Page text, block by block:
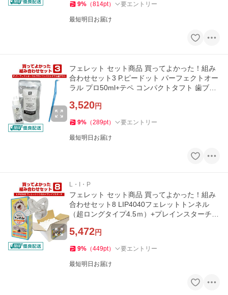
9% （814pt） 要エントリー
最短明日お届け
フェレット セット商品 買ってよかった！組み
合わせセット3 P.ピードット パーフェクトオー
ラル プロ50ml+テペ コンパクトタフト 歯ブラ
3,520円
9% （289pt） 要エントリー
最短明日お届け
L・I・P
フェレット セット商品 買ってよかった！組み
合わせセット8 LIP4040フェレットトンネル
（超ロングタイプ4.5ｍ）+プレインスターチ
5,472円
9% （449pt） 要エントリー
最短明日お届け